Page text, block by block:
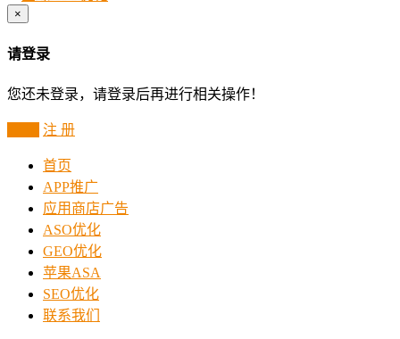
×
请登录
您还未登录，请登录后再进行相关操作！
注 册
首页
APP推广
应用商店广告
ASO优化
GEO优化
苹果ASA
SEO优化
联系我们